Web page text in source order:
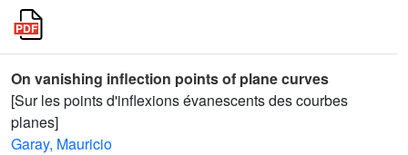
On vanishing inflection points of plane curves
[Sur les points d'inflexions évanescents des courbes
planes]
Garay, Mauricio